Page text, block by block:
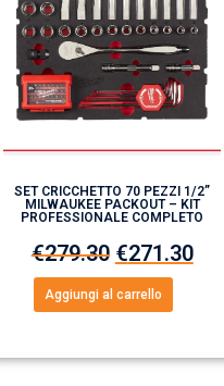
SET CRICCHETTO 70 PEZZI 1/2”
MILWAUKEE PACKOUT – KIT
PROFESSIONALE COMPLETO
€279.30 €271.30
Aggiungi al carrello